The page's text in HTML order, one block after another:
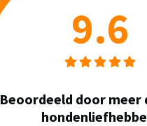
9.6
Beoordeeld door meer